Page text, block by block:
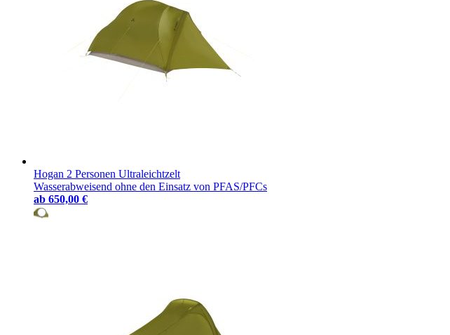
Hogan 2 Personen Ultraleichtzelt
Wasserabweisend ohne den Einsatz von PFAS/PFCs
ab 650,00 €